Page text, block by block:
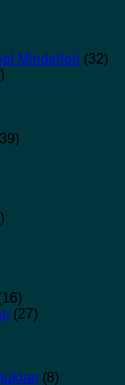
Minderleri (32)
(27)
(8)